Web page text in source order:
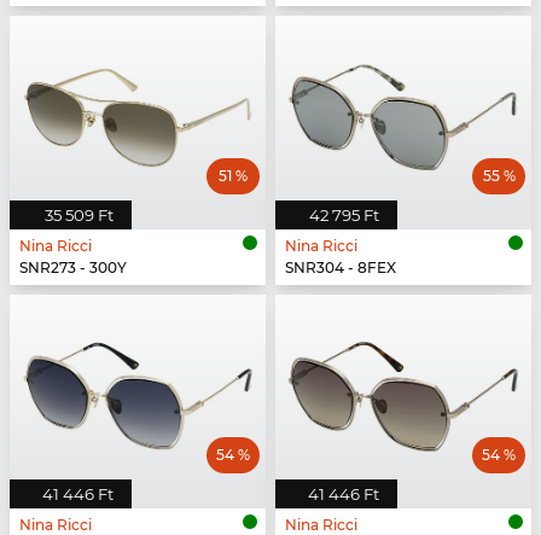
35 509 Ft
51 %
Nina Ricci
SNR273 - 300Y
42 795 Ft
55 %
Nina Ricci
SNR304 - 8FEX
41 446 Ft
54 %
Nina Ricci
41 446 Ft
54 %
Nina Ricci